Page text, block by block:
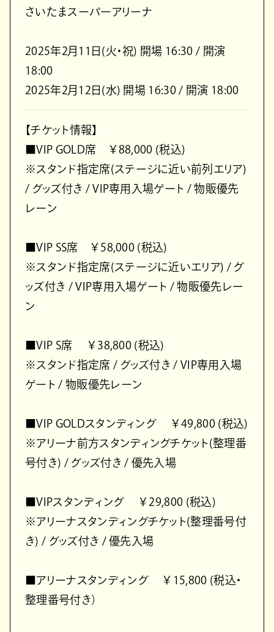
さいたまスーパーアリーナ
2025年2月11日(火・祝) 開場 16:30 / 開演
18:00
2025年2月12日(水) 開場 16:30 / 開演 18:00
【チケット情報】
■VIP GOLD席 ￥88,000 (税込)
※スタンド指定席(ステージに近い前列エリア)
/ グッズ付き / VIP専用入場ゲート / 物販優先
レーン
■VIP SS席 ￥58,000 (税込)
※スタンド指定席(ステージに近いエリア) / グ
ッズ付き / VIP専用入場ゲート / 物販優先レー
ン
■VIP S席 ￥38,800 (税込)
※スタンド指定席 / グッズ付き / VIP専用入場
ゲート / 物販優先レーン
■VIP GOLDスタンディング ￥49,800 (税込)
※アリーナ前方スタンディングチケット(整理番
号付き) / グッズ付き / 優先入場
■VIPスタンディング ￥29,800 (税込)
※アリーナスタンディングチケット(整理番号付
き) / グッズ付き / 優先入場
■アリーナスタンディング ￥15,800 (税込・
整理番号付き）